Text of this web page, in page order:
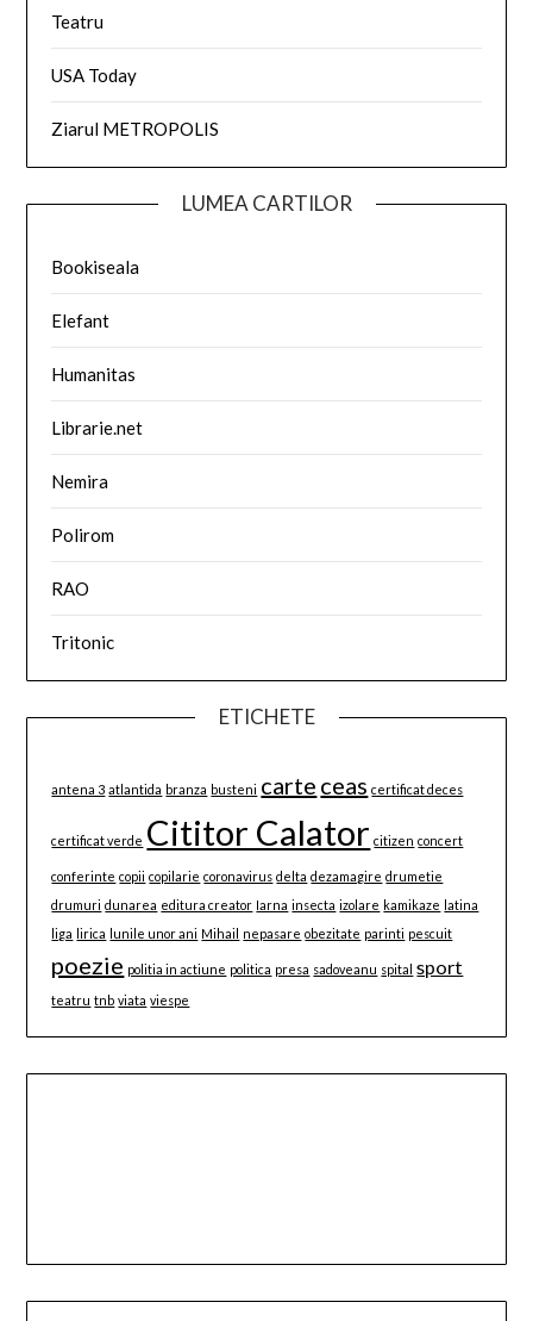
Teatru
USA Today
Ziarul METROPOLIS
LUMEA CARTILOR
Bookiseala
Elefant
Humanitas
Librarie.net
Nemira
Polirom
RAO
Tritonic
ETICHETE
antena 3 atlantida branza busteni carte ceas certificat deces
certificat verde Cititor Calator citizen concert
conferinte copii copilarie coronavirus delta dezamagire drumetie
drumuri dunarea editura creator Iarna insecta izolare kamikaze latina
liga lirica lunile unor ani Mihail nepasare obezitate parinti pescuit
poezie politia in actiune politica presa sadoveanu spital sport
teatru tnb viata viespe